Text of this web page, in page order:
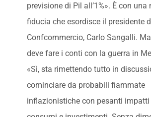
previsione di Pil all’1%». È con una
fiducia che esordisce il presidente
Confcommercio, Carlo Sangalli.
deve fare i conti con la guerra in
«Sì, sta rimettendo tutto in
cominciare da probabili fiammate
inflazionistiche con pesanti